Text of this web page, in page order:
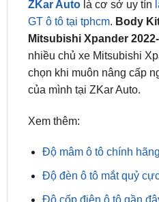
Mitsubishi Xpander
nhiều chủ xe Mitsubishi
chọn khi muôn nâng cấp
của mình tại ZKar Auto.
Xem thêm:
Độ mâm ô tô chính hãng
Độ Body Kit Xe Xpander